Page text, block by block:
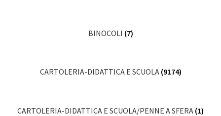
BINOCOLI (7)
CARTOLERIA-DIDATTICA E SCUOLA (9174)
CARTOLERIA-DIDATTICA E SCUOLA/PENNE A SFERA (1)